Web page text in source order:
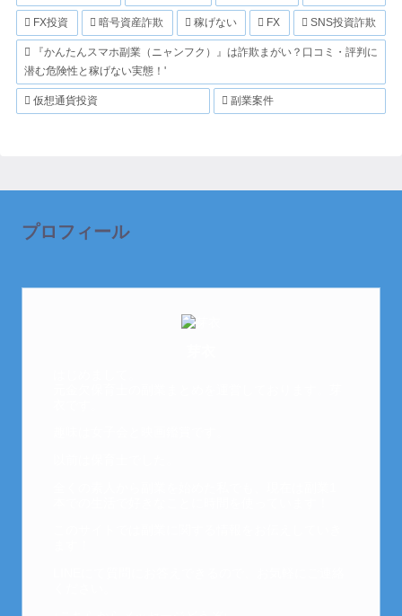
FX投資 暗号資産詐欺 稼げない FX SNS投資詐欺
『かんたんスマホ副業（ニャンフク）』は詐欺まがい？口コミ・評判に
潜む危険性と稼げない実態！'
仮想通貨投資 副業案件
プロフィール